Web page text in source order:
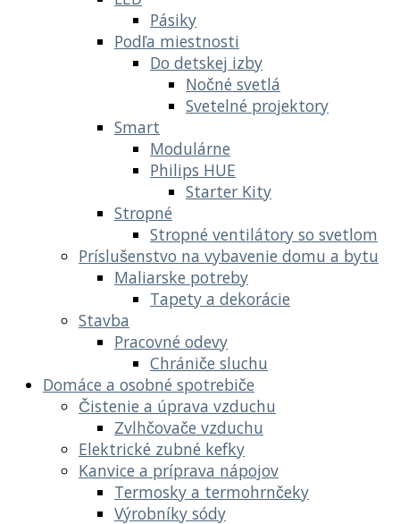
Pásiky
Podľa miestnosti
Do detskej izby
Nočné svetlá
Svetelné projektory
Smart
Modulárne
Philips HUE
Starter Kity
Stropné
Stropné ventilátory so svetlom
Príslušenstvo na vybavenie domu a bytu
Maliarske potreby
Tapety a dekorácie
Stavba
Pracovné odevy
Chrániče sluchu
Domáce a osobné spotrebiče
Čistenie a úprava vzduchu
Zvlhčovače vzduchu
Elektrické zubné kefky
Kanvice a príprava nápojov
Termosky a termohrnčeky
Výrobníky sódy